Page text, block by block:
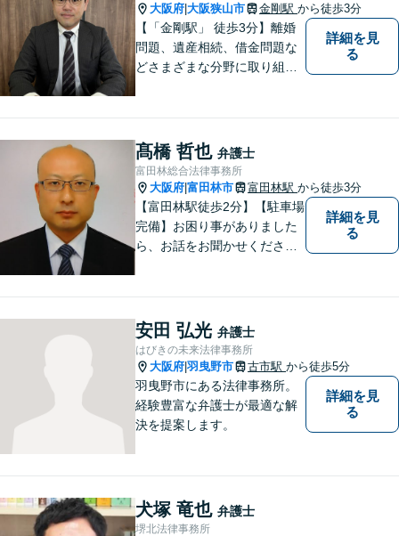
大阪府 大阪狭山市 金剛駅 から徒歩3分
【「金剛駅」 徒歩3分】離婚
問題、遺産相続、借金問題な
どさまざまな分野に取り組ん
ご相談ください。
詳細を見
る
髙橋 哲也 弁護士
富田林総合法律事務所
大阪府 富田林市 富田林駅 から徒歩3分
【富田林駅徒歩2分】【駐車場
完備】お困り事がありました
ら、お話をお聞かせくださ
詳細を見
る
安田 弘光 弁護士
はびきの未来法律事務所
大阪府 羽曳野市 古市駅 から徒歩5分
羽曳野市にある法律事務所。
経験豊富な弁護士が最適な解
決を提案します。
詳細を見
る
犬塚 竜也 弁護士
堺北法律事務所